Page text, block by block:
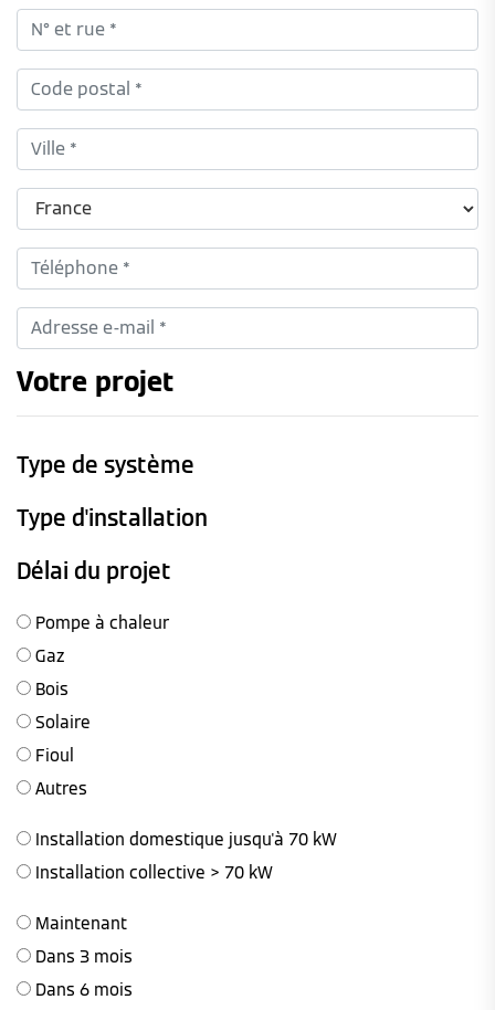
Votre projet
Type de système
Type d'installation
Délai du projet
Pompe à chaleur
Gaz
Bois
Solaire
Fioul
Autres
Installation domestique jusqu'à 70 kW
Installation collective > 70 kW
Maintenant
Dans 3 mois
Dans 6 mois